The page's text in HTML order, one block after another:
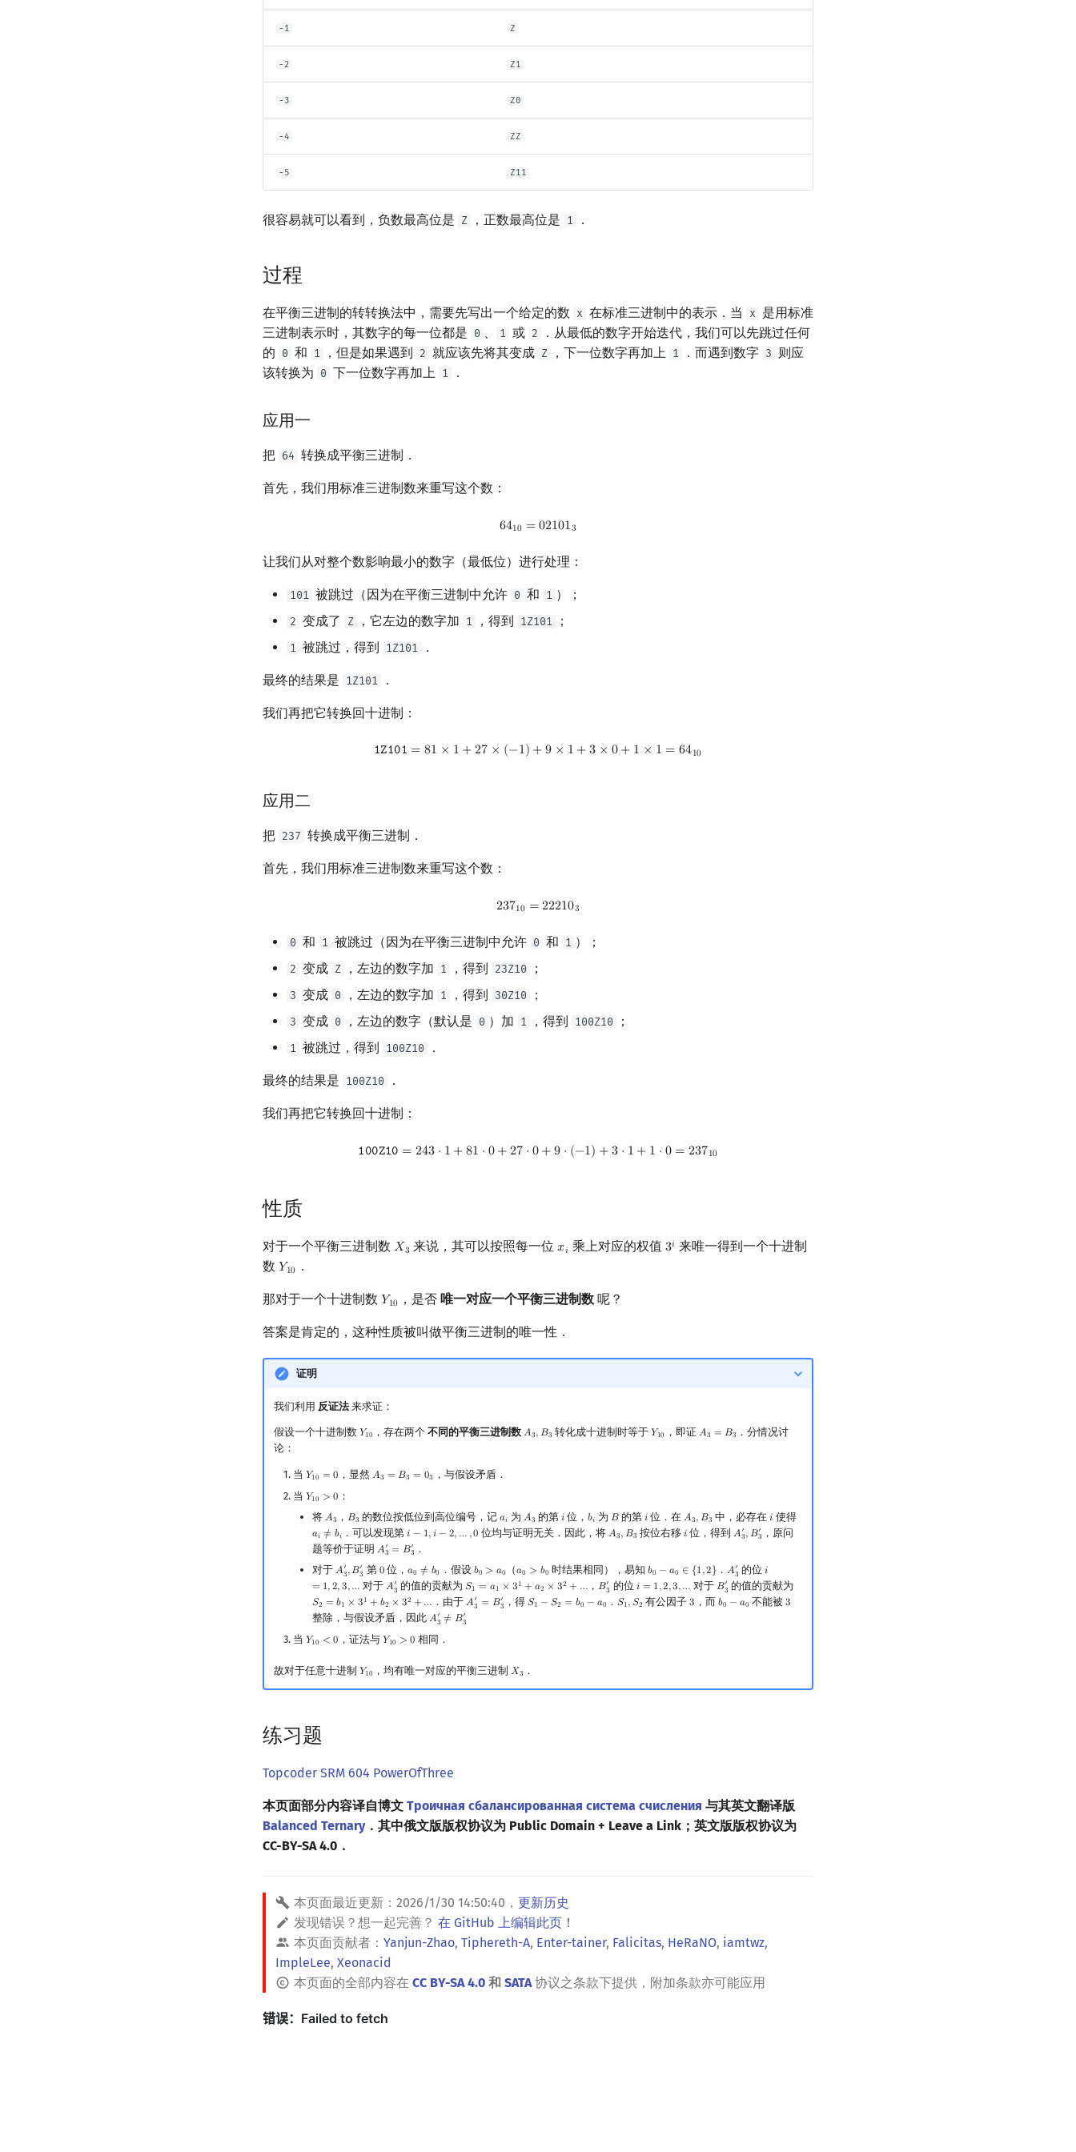
-1 Z
-2 Z1
-3 Z0
-4 ZZ
-5 Z11
很容易就可以看到，负数最高位是 Z ，正数最高位是 1 ．
过程
在平衡三进制的转转换法中，需要先写出一个给定的数 x 在标准三进制中的表示．当 x 是用标准
三进制表示时，其数字的每一位都是 0 、 1 或 2
．从最低的数字开始迭代，我们可以先跳过任何
的 0 和 1 ，但是如果遇到 2 就应该先将其变成 Z ，下一位数字再加上 1 ．而遇到数字 3
则应
该转换为 0 下一位数字再加上 1 ．
应用一
把 64 转换成平衡三进制．
首先，我们用标准三进制数来重写这个数：
6410 = 021013
6410=021013
让我们从对整个数影响最小的数字（最低位）进行处理：
101 被跳过（因为在平衡三进制中允许 0 和 1 ）；
2 变成了 Z ，它左边的数字加 1 ，得到 1Z101 ；
1 被跳过，得到 1Z101 ．
最终的结果是 1Z101 ．
我们再把它转换回十进制：
𝟷𝚉𝟷𝟶𝟷 = 81 × 1 +27 × (−1) +9 × 1 +3 × 0+ 1 × 1 = 6410
1Z101 =81× 1+ 27×(−1 )+ 9× 1+ 3 ×0 +1 ×1 =64 10
应用二
把 237 转换成平衡三进制．
首先，我们用标准三进制数来重写这个数：
23710 = 222103
23710=222103
0 和 1 被跳过（因为在平衡三进制中允许 0 和 1 ）；
2 变成 Z ，左边的数字加 1 ，得到 23Z10 ；
3 变成 0 ，左边的数字加 1 ，得到 30Z10 ；
3 变成 0 ，左边的数字（默认是 0 ）加 1 ，得到 100Z10 ；
1 被跳过，得到 100Z10 ．
最终的结果是 100Z10 ．
我们再把它转换回十进制：
𝟷𝟶𝟶𝚉𝟷𝟶 = 243 ⋅ 1 +81 ⋅ 0+27 ⋅ 0+9 ⋅ (−1) +3 ⋅ 1 + 1 ⋅ 0 = 23710
100Z10 = 243 1+ 81 ⋅0+ 27⋅ 0+ 9⋅ −1 +3⋅ + 1⋅0 =237 10
性质
对于一个平衡三进制数 𝑋3
X3 来说，其可以按照每一位𝑥𝑖
xi 乘上对应的权值 3𝑖
3i 来唯一得到一个十进制
数 𝑌10
Y10 ．
那对于一个十进制数 𝑌10
Y10 ，是否 唯一对应一个平衡三进制数呢？
答案是肯定的，这种性质被叫做平衡三进制的唯一性．
证明
我们利用 反证法来求证：
假设一个十进制数 𝑌10
Y10 ，存在两个不同的平衡三进制数 𝐴3,𝐵3
A3,B3 转化成十进制时等于𝑌10
Y10 ，即证 𝐴3 = 𝐵3
A3= B3
．分情况讨
论：
当 𝑌10 = 0
Y10 =0 ，显然 𝐴3 = 𝐵3 = 03
A3= B3=03
，与假设矛盾．
当 𝑌10 > 0
Y10 >0
：
将 𝐴3
A3 ， 𝐵3
B3 的数位按低位到高位编号，记 𝑎𝑖
ai 为 𝐴3
A3 的第 𝑖i 位，𝑏𝑖
bi 为𝐵
B的第 𝑖i 位．在𝐴3,𝐵3
A3,B3 中，必存在𝑖i 使得
𝑎𝑖 ≠ 𝑏𝑖
ai ≠b i ．可以发现第𝑖 − 1,𝑖 − 2, … ,0
i −1, i−2,…,0 位均与证明无关．因此，将 𝐴3,𝐵3
A3,B3 按位右移 𝑖i 位，得到𝐴′
3,𝐵′
3
A3′, B3′ ，原问
题等价于证明 𝐴′
3 = 𝐵′
3
A3′ =B 3′
．
对于 𝐴′
3,𝐵′
3
A3′,B3′ 第 0
0位， 𝑎0 ≠ 𝑏0
a0 ≠b 0 ．假设 𝑏0 > 𝑎0
b0 >a 0 （𝑎0 > 𝑏0
a0 >b 0 时结果相同），易知 𝑏0 − 𝑎0 ∈ {1,2}
b0 −a0∈{1 ,2} ．𝐴′
3
A3′ 的位𝑖
= 1,2,3,…
i
对于 𝐴′
3
A3′ 的值的贡献为𝑆1 = 𝑎1 × 31 + 𝑎2 × 32 + …
S1 =a1×3 1+ a2× 32 +… ，𝐵′
3
B3 的位 𝑖 = 1,2,3,…
i=1, 2,3,… 对于𝐵′
3
B3 的值的贡献为
𝑆2 = 𝑏1 × 31 + 𝑏2 × 32 + …
S2 =b1×3 1+ b2 ×3 2+… ．由于𝐴′
3 = 𝐵′
3
A3′ =B 3′ ，得 𝑆1 − 𝑆2 = 𝑏0 − 𝑎0
S1 −S2=b 0− a0 ． 𝑆1,𝑆2
S1,S2 有公因子3
3 ，而 𝑏0 − 𝑎0
b0 −a0 不能被3
3
整除，与假设矛盾，因此 𝐴′
3 ≠ 𝐵′
3
A3′ ≠B 3′
当 𝑌10 < 0
Y10 <0 ，证法与 𝑌10 > 0
Y10 >0 相同．
故对于任意十进制 𝑌10
Y10 ，均有唯一对应的平衡三进制𝑋3
X3 ．
练习题
Topcoder SRM 604 PowerOfThree
本页面部分内容译自博文 Троичная сбалансированная система счисления 与其英文翻译版
Balanced Ternary．其中俄文版版权协议为 Public Domain + Leave a Link；英文版版权协议为
CC-BY-SA 4.0．
本页面最近更新： 2026/1/30 14:50:40 ， 更新历史
发现错误？想一起完善？ 在 GitHub 上编辑此页！
本页面贡献者： Yanjun-Zhao, Tiphereth-A, Enter-tainer, Falicitas, HeRaNO, iamtwz,
ImpleLee, Xeonacid
本页面的全部内容在 CC BY-SA 4.0 和 SATA协议之条款下提供，附加条款亦可能应用